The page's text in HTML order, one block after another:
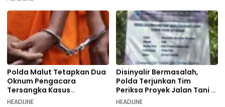
Polda Malut Tetapkan Dua
Oknum Pengacara
Tersangka Kasus
Pemalsuan Dokumen
HEADLINE
Disinyalir Bermasalah,
Polda Terjunkan Tim
Periksa Proyek Jalan Tani di
Galala
HEADLINE